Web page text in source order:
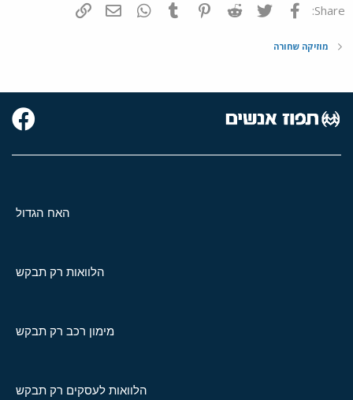
Share: פייסבוק Twitter
Reddit
Pinterest
Tumblr
WhatsAppדואר אלקטרוני
מוזיקה שחורה
האח הגדול
הלוואות רק תבקש
מימון רכב רק תבקש
הלוואות לעסקים רק תבקש